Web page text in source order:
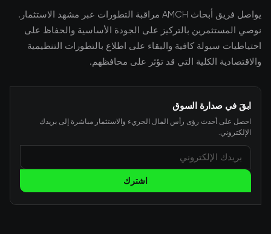
يواصل فريق أبحاث AMCH مراقبة التطورات عبر مشهد الاستثمار.
نوصي المستثمرين بالتركيز على الجودة الأساسية والحفاظ على
احتياطيات سيولة كافية والبقاء على اطلاع بالتطورات التنظيمية
والاقتصادية الكلية التي قد تؤثر على محافظهم.
ابقَ في صدارة السوق
احصل على أحدث رؤى رأس المال الجريء والاستثمار مباشرة إلى بريدك
الإلكتروني.
اشترك